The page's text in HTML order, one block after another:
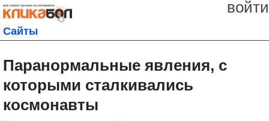
войти
Сайты
Паранормальные явления, с
которыми сталкивались
космонавты